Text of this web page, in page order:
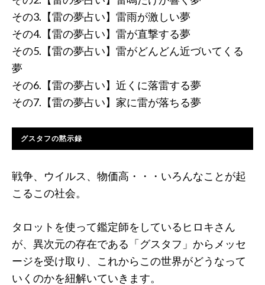
その3.【雷の夢占い】雷雨が激しい夢
その4.【雷の夢占い】雷が直撃する夢
その5.【雷の夢占い】雷がどんどん近づいてくる
夢
その6.【雷の夢占い】近くに落雷する夢
その7.【雷の夢占い】家に雷が落ちる夢
グスタフの黙示録
戦争、ウイルス、物価高・・・いろんなことが起
こるこの社会。
タロットを使って鑑定師をしているヒロキさん
が、異次元の存在である「グスタフ」からメッセ
ージを受け取り、これからこの世界がどうなって
いくのかを紐解いていきます。